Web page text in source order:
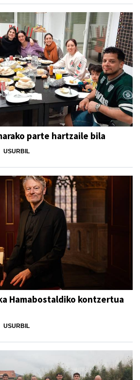
parte hartzaile bila
USURBIL
Hamabostaldiko kontzertua
USURBIL